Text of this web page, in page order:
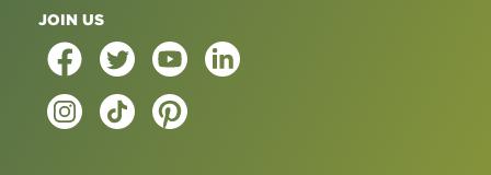
JOIN US